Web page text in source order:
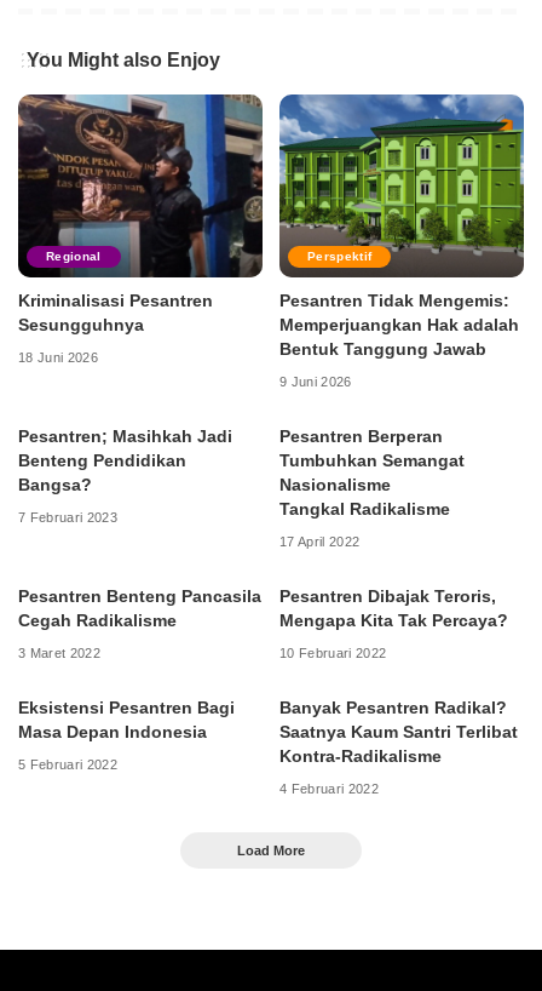
You Might also Enjoy
Regional
Kriminalisasi Pesantren
Sesungguhnya
18 Juni 2026
Perspektif
Pesantren Tidak Mengemis:
Memperjuangkan Hak adalah
Bentuk Tanggung Jawab
9 Juni 2026
Pesantren; Masihkah Jadi
Benteng Pendidikan
Bangsa?
7 Februari 2023
Pesantren Berperan
Tumbuhkan Semangat
Nasionalisme
Tangkal Radikalisme
17 April 2022
Pesantren Benteng Pancasila
Cegah Radikalisme
3 Maret 2022
Pesantren Dibajak Teroris,
Mengapa Kita Tak Percaya?
10 Februari 2022
Eksistensi Pesantren Bagi
Masa Depan Indonesia
5 Februari 2022
Banyak Pesantren Radikal?
Saatnya Kaum Santri Terlibat
Kontra-Radikalisme
4 Februari 2022
Load More